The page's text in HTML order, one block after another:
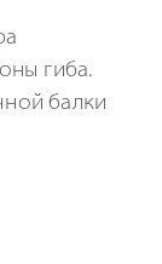
гиба.
балки